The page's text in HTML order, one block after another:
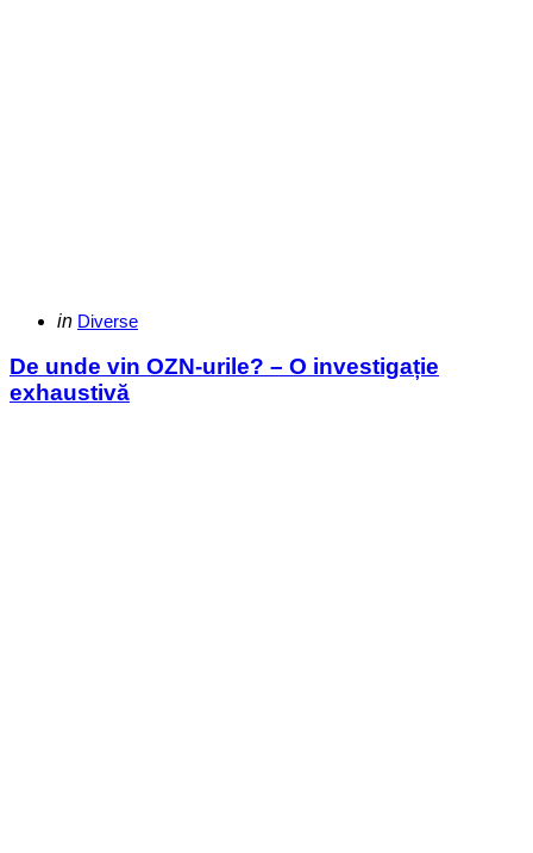
Categories
Posted
in Diverse
De unde vin OZN-urile? – O investigație
exhaustivă